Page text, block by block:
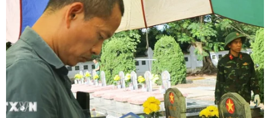
Mỹ truy tố đối tượng bị bắt tại sân
golf của Tổng thống Trump
05/08/2026 06:57
Mỹ cấm xuất khẩu vật liệu pin tái chế
và phế liệu vonfram trong một năm